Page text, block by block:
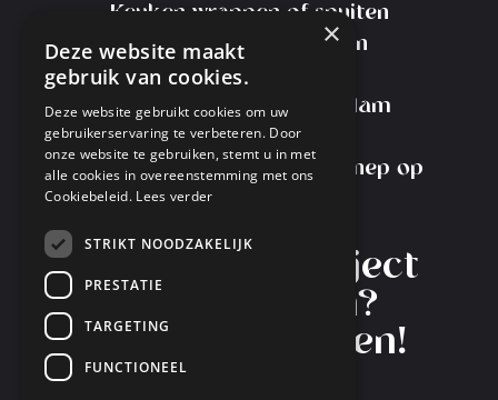
Keuken wrappen of spuiten
Kosten Keuken Spuiten
Meubels spuiten
Meubelspuiterij Amsterdam
Transport Service
Interieurspuiterij Nieuw-Vennep op
Instagram
Heb je een project
in gedachten?
Laten we starten!
×
Deze website maakt
gebruik van cookies.
Deze website gebruikt cookies om uw
gebruikerservaring te verbeteren. Door
onze website te gebruiken, stemt u in met
alle cookies in overeenstemming met ons
Cookiebeleid. Lees verder
STRIKT NOODZAKELIJK
PRESTATIE
TARGETING
FUNCTIONEEL